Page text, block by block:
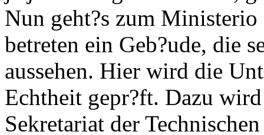
Nun geht?s zum
betreten ein Geb?ude, die
aussehen. Hier wird die
Echtheit gepr?ft. Dazu
Sekretariat der